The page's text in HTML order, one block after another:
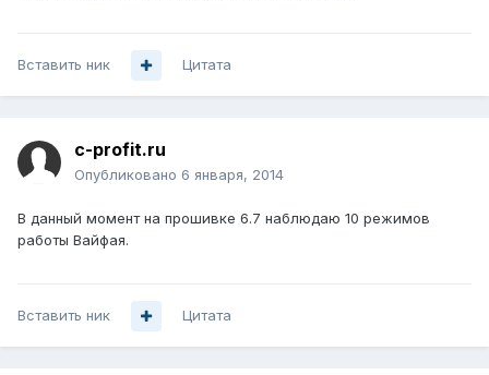
Вставить ник Цитата
c-profit.ru
Опубликовано 6 января, 2014
В данный момент на прошивке 6.7 наблюдаю 10 режимов
работы Вайфая.
Вставить ник Цитата